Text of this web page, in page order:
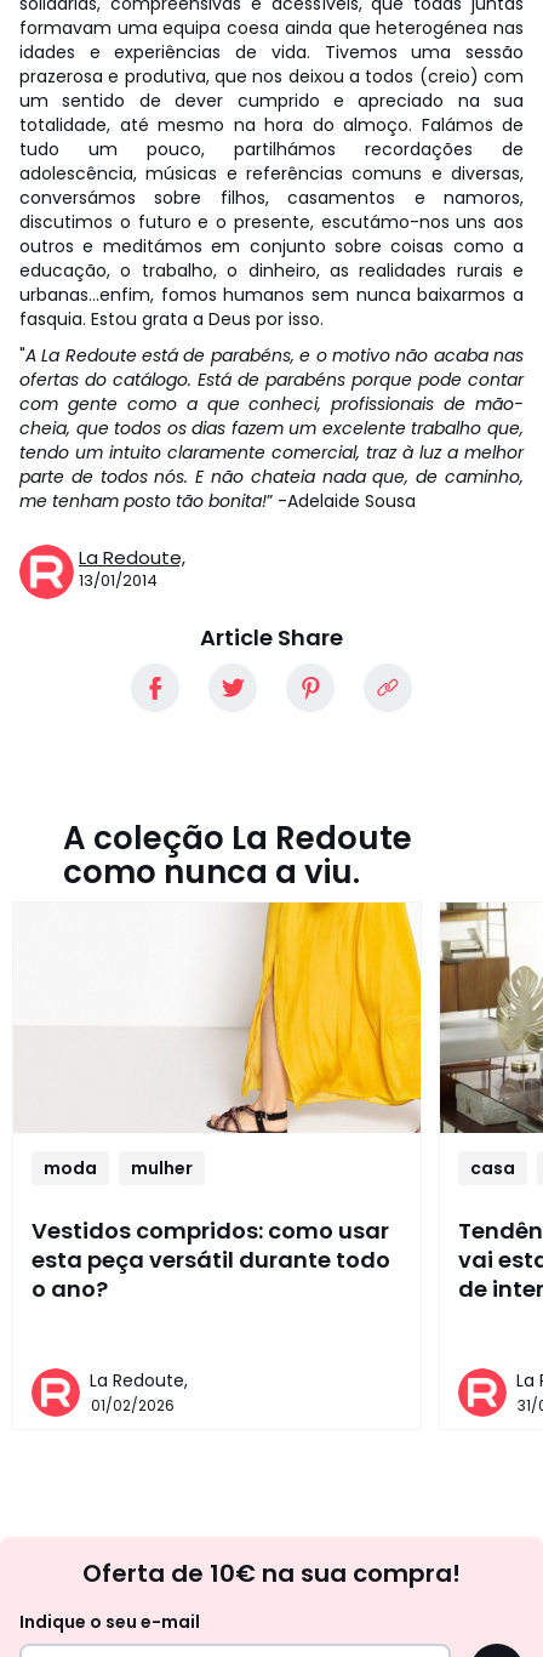
formavam uma equipa coesa ainda que heterogénea nas
idades e experiências de vida. Tivemos uma sessão
prazerosa e produtiva, que nos deixou a todos (creio) com
um sentido de dever cumprido e apreciado na sua
totalidade, até mesmo na hora do almoço. Falámos de
tudo um pouco, partilhámos recordações de
adolescência, músicas e referências comuns e diversas,
conversámos sobre filhos, casamentos e namoros,
discutimos o futuro e o presente, escutámo-nos uns aos
outros e meditámos em conjunto sobre coisas como a
educação, o trabalho, o dinheiro, as realidades rurais e
urbanas…enfim, fomos humanos sem nunca baixarmos a
fasquia. Estou grata a Deus por isso.
"A La Redoute está de parabéns, e o motivo não acaba nas
ofertas do catálogo. Está de parabéns porque pode contar
com gente como a que conheci, profissionais de mão-
cheia, que todos os dias fazem um excelente trabalho que,
tendo um intuito claramente comercial, traz à luz a melhor
parte de todos nós. E não chateia nada que, de caminho,
me tenham posto tão bonita!” -Adelaide Sousa
La Redoute,
13/01/2014
Article Share
A coleção La Redoute
como nunca a viu.
moda mulher
Vestidos compridos: como usar
esta peça versátil durante todo
o ano?
La Redoute,
01/02/2026
casa
vai
de
La
Oferta de 10€ na sua compra!
Indique o seu e-mail